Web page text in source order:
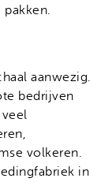
aanwezig.
bedrijven
volkeren.
in